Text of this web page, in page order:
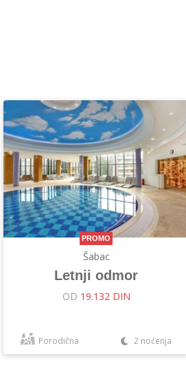
PROMO
Šabac
Letnji odmor
OD 19.132 DIN
Porodična 2 noćenja